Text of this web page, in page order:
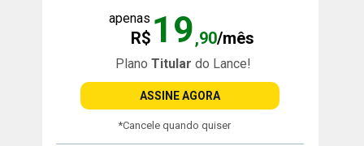
19
apenas
R$ ,90/mês
Plano Titular do Lance!
ASSINE AGORA
*Cancele quando quiser